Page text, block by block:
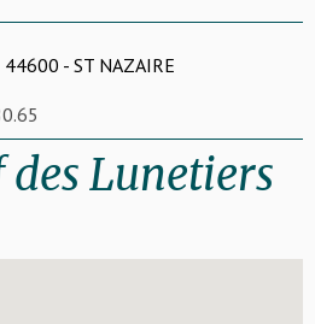
- ST NAZAIRE
Lunetiers